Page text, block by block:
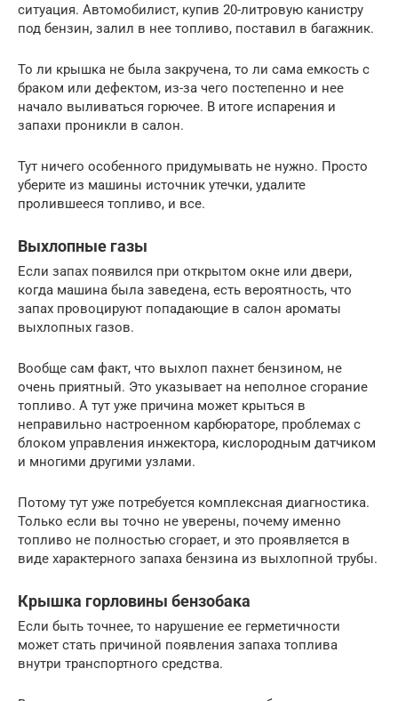
ситуация. Автомобилист, купив 20-литровую канистру
под бензин, залил в нее топливо, поставил в багажник.
То ли крышка не была закручена, то ли сама емкость с
браком или дефектом, из-за чего постепенно и нее
начало выливаться горючее. В итоге испарения и
запахи проникли в салон.
Тут ничего особенного придумывать не нужно. Просто
уберите из машины источник утечки, удалите
пролившееся топливо, и все.
Выхлопные газы
Если запах появился при открытом окне или двери,
когда машина была заведена, есть вероятность, что
запах провоцируют попадающие в салон ароматы
выхлопных газов.
Вообще сам факт, что выхлоп пахнет бензином, не
очень приятный. Это указывает на неполное сгорание
топливо. А тут уже причина может крыться в
неправильно настроенном карбюраторе, проблемах с
блоком управления инжектора, кислородным датчиком
и многими другими узлами.
Потому тут уже потребуется комплексная диагностика.
Только если вы точно не уверены, почему именно
топливо не полностью сгорает, и это проявляется в
виде характерного запаха бензина из выхлопной трубы.
Крышка горловины бензобака
Если быть точнее, то нарушение ее герметичности
может стать причиной появления запаха топлива
внутри транспортного средства.